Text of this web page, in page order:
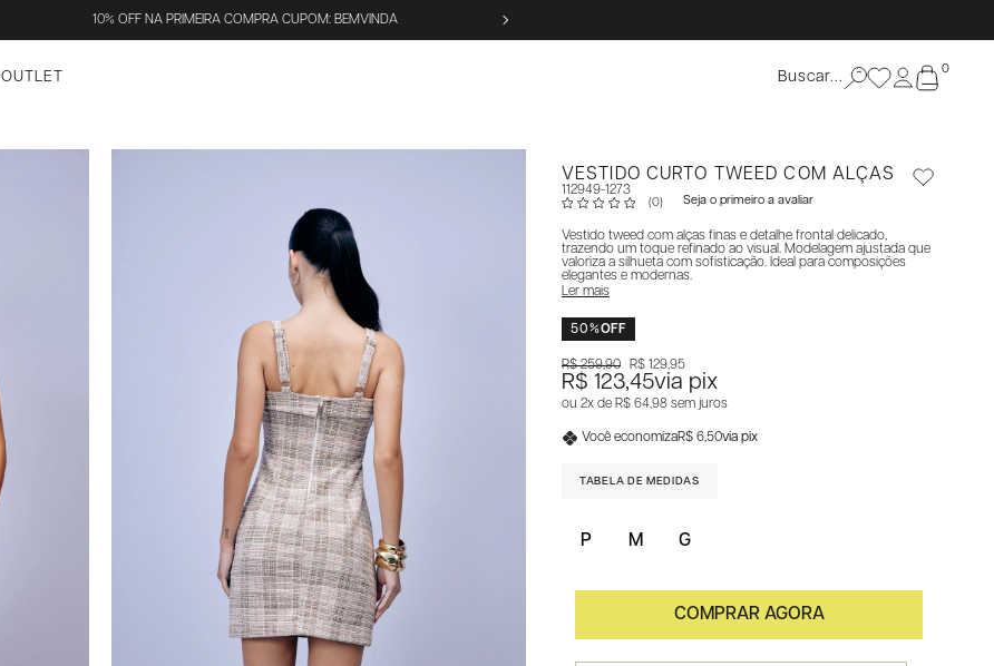
10% OFF NA PRIMEIRA COMPRA CUPOM: BEMVINDA
OUTLET 0
VESTIDO CURTO TWEED COM ALÇAS
112949-1273
(0) Seja o primeiro a avaliar
Vestido tweed com alças finas e detalhe frontal delicado,
trazendo um toque refinado ao visual. Modelagem ajustada que
valoriza a silhueta com sofisticação. Ideal para composições
elegantes e modernas.
Ler mais
50%OFF
R$ 123,45via pix
R$ 259,90 R$ 129,95
2x R$ 64,98 sem juros
Você economizaR$ 6,50via pix
TABELA DE MEDIDAS
P M G